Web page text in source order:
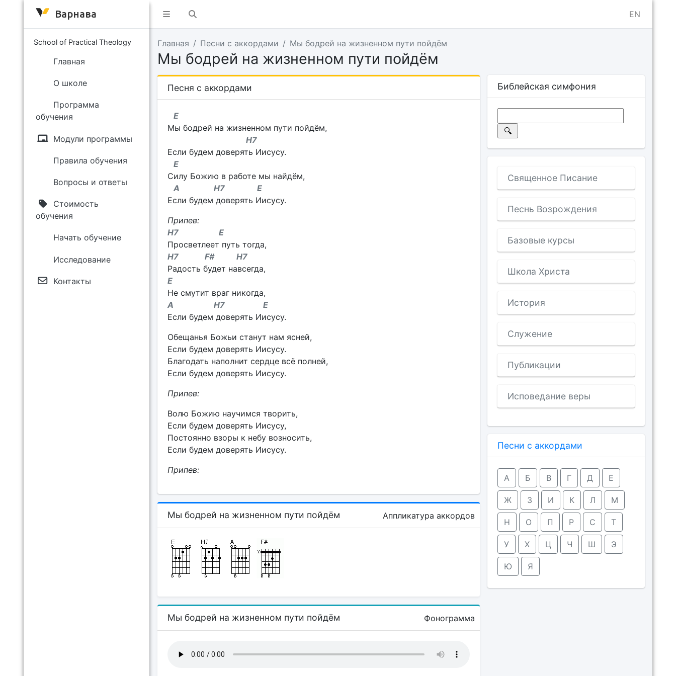
EN
Варнава
School of Practical Theology
Главная
О школе
Программа
обучения
Модули программы
Правила обучения
Вопросы и ответы
Стоимость
обучения
Начать обучение
Исследование
Контакты
Главная Песни с аккордами Мы бодрей на жизненном пути пойдём
Мы бодрей на жизненном пути пойдём
Песня с аккордами
E
Мы бодрей на жизненном пути пойдём,
H7
Если будем доверять Иисусу.
E
Силу Божию в работе мы найдём,
A H7 E
Если будем доверять Иисусу.
Припев:
H7 E
Просветлеет путь тогда,
H7 F# H7
Радость будет навсегда,
E
Не смутит враг никогда,
A H7 E
Если будем доверять Иисусу.
Обещанья Божьи станут нам ясней,
Если будем доверять Иисусу.
Благодать наполнит сердце всё полней,
Если будем доверять Иисусу.
Припев:
Волю Божию научимся творить,
Если будем доверять Иисусу,
Постоянно взоры к небу возносить,
Если будем доверять Иисусу.
Припев:
Мы бодрей на жизненном пути пойдём Аппликатура аккордов
Мы бодрей на жизненном пути пойдём Фонограмма
Библейская симфония
Священное Писание
Песнь Возрождения
Базовые курсы
Школа Христа
История
Служение
Публикации
Исповедание веры
Песни с аккордами
А Б В Г Д Е
Ж З И К Л М
Н О П Р С Т
У Х Ц Ч Ш Э
Ю Я